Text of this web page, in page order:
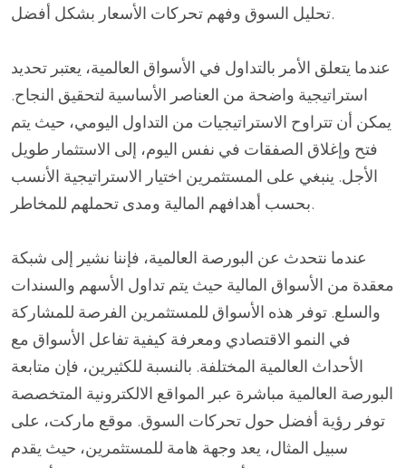
تحليل السوق وفهم تحركات الأسعار بشكل أفضل.
عندما يتعلق الأمر بالتداول في الأسواق العالمية، يعتبر تحديد
استراتيجية واضحة من العناصر الأساسية لتحقيق النجاح.
يمكن أن تتراوح الاستراتيجيات من التداول اليومي، حيث يتم
فتح وإغلاق الصفقات في نفس اليوم، إلى الاستثمار طويل
الأجل. ينبغي على المستثمرين اختيار الاستراتيجية الأنسب
بحسب أهدافهم المالية ومدى تحملهم للمخاطر.
عندما نتحدث عن البورصة العالمية، فإننا نشير إلى شبكة
معقدة من الأسواق المالية حيث يتم تداول الأسهم والسندات
والسلع. توفر هذه الأسواق للمستثمرين الفرصة للمشاركة
في النمو الاقتصادي ومعرفة كيفية تفاعل الأسواق مع
الأحداث العالمية المختلفة. بالنسبة للكثيرين، فإن متابعة
البورصة العالمية مباشرة عبر المواقع الالكترونية المتخصصة
توفر رؤية أفضل حول تحركات السوق. موقع ماركت، على
سبيل المثال، يعد وجهة هامة للمستثمرين، حيث يقدم